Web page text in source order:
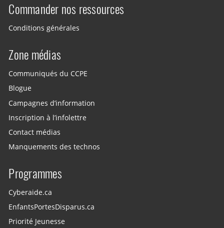
Commander nos ressources
Conditions générales
Zone médias
Communiqués du CCPE
Blogue
Campagnes d’information
Inscription à l’infolettre
Contact médias
Manquements des technos
Programmes
Cyberaide.ca
EnfantsPortesDisparus.ca
Priorité Jeunesse